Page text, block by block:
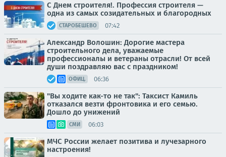
С Днем строителя!. Профессия строителя —
одна из самых созидательных и благородных
СТАРОБЕШЕВО 07:42
Александр Волошин: Дорогие мастера
строительного дела, уважаемые
профессионалы и ветераны отрасли! От всей
души поздравляю вас с праздником!
ОФИЦ. 06:36
"Вы ходите как-то не так": Таксист Камиль
отказался везти фронтовика и его семью.
Дошло до унижений
СМИ 06:03
МЧС России желает позитива и лучезарного
настроения!